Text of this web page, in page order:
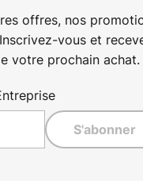
offres, nos
vous et
votre prochain achat.
S'abonner